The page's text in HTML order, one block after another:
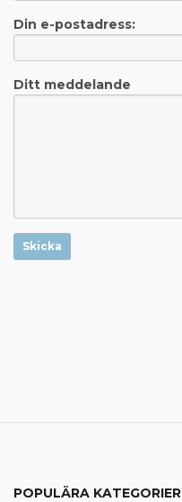
Din e-postadress:
Ditt meddelande
Skicka
POPULÄRA KATEGORIER